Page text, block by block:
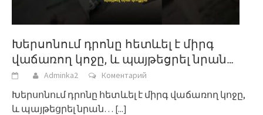
Խերսոնում դրոնը հետևել է միրգ
վաճառող կոջը, և պայթեցրել նրան…
Adminka2 Коментарий
Խերսոնում դրոնը հետևել է միրգ վաճառող կոջը,
և պայթեցրել նրան… [...]